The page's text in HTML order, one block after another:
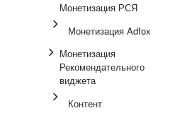
Монетизация РСЯ
Монетизация Adfox
Монетизация
Рекомендательного
виджета
Контент